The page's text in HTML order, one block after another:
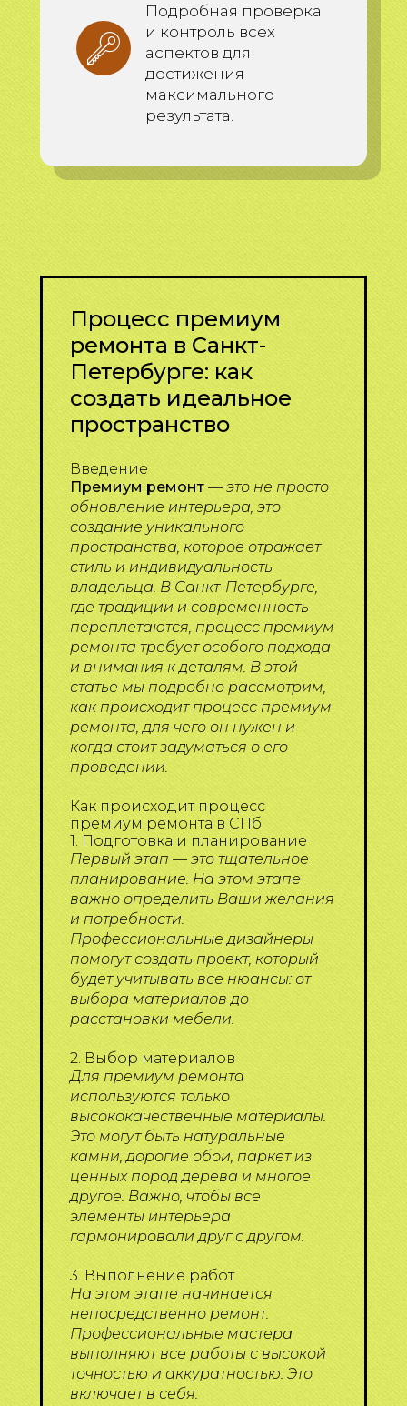
Подробная проверка
и контроль всех
аспектов для
достижения
максимального
результата.
Процесс премиум
ремонта в Санкт-
Петербурге: как
создать идеальное
пространство
Введение
Премиум ремонт — это не просто
обновление интерьера, это
создание уникального
пространства, которое отражает
стиль и индивидуальность
владельца. В Санкт-Петербурге,
где традиции и современность
переплетаются, процесс премиум
ремонта требует особого подхода
и внимания к деталям. В этой
статье мы подробно рассмотрим,
как происходит процесс премиум
ремонта, для чего он нужен и
когда стоит задуматься о его
проведении.
Как происходит процесс
премиум ремонта в СПб
1. Подготовка и планирование
Первый этап — это тщательное
планирование. На этом этапе
важно определить Ваши желания
и потребности.
Профессиональные дизайнеры
помогут создать проект, который
будет учитывать все нюансы: от
выбора материалов до
расстановки мебели.
2. Выбор материалов
Для премиум ремонта
используются только
высококачественные материалы.
Это могут быть натуральные
камни, дорогие обои, паркет из
ценных пород дерева и многое
другое. Важно, чтобы все
элементы интерьера
гармонировали друг с другом.
3. Выполнение работ
На этом этапе начинается
непосредственно ремонт.
Профессиональные мастера
выполняют все работы с высокой
точностью и аккуратностью. Это
включает в себя: